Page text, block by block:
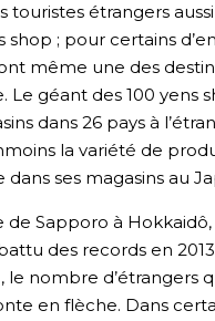
touristes étrangers
shop ; pour certains
même une des
Le géant des 100 yens
dans 26 pays à
la variété de
dans ses magasins au
de Sapporo à
des records en
le nombre d’étrangers
en flèche. Dans